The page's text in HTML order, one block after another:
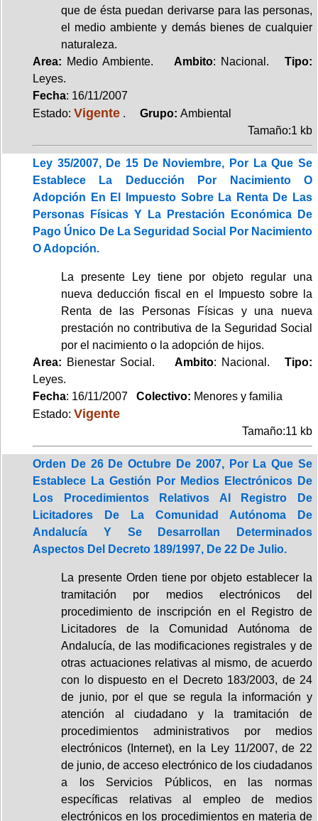
que de ésta puedan derivarse para las personas,
el medio ambiente y demás bienes de cualquier
naturaleza.
Area: Medio Ambiente. Ambito: Nacional.Tipo:
Leyes.
Fecha: 16/11/2007
Estado: Vigente . Grupo: Ambiental
Tamaño:1 kb
Ley 35/2007, De 15 De Noviembre, Por La Que Se
Establece La Deducción Por Nacimiento O
Adopción En El Impuesto Sobre La Renta De Las
Personas Físicas Y La Prestación Económica De
Pago Único De La Seguridad Social Por Nacimiento
O Adopción.
La presente Ley tiene por objeto regular una
nueva deducción fiscal en el Impuesto sobre la
Renta de las Personas Físicas y una nueva
prestación no contributiva de la Seguridad Social
por el nacimiento o la adopción de hijos.
Area: Bienestar Social. Ambito: Nacional. Tipo:
Leyes.
Fecha: 16/11/2007 Colectivo: Menores y familia
Estado: Vigente
Tamaño:11 kb
Orden De 26 De Octubre De 2007, Por La Que Se
Establece La Gestión Por Medios Electrónicos De
Los Procedimientos Relativos Al Registro De
Licitadores De La Comunidad Autónoma De
Andalucía Y Se Desarrollan Determinados
Aspectos Del Decreto 189/1997, De 22 De Julio.
La presente Orden tiene por objeto establecer la
tramitación por medios electrónicos del
procedimiento de inscripción en el Registro de
Licitadores de la Comunidad Autónoma de
Andalucía, de las modificaciones registrales y de
otras actuaciones relativas al mismo, de acuerdo
con lo dispuesto en el Decreto 183/2003, de 24
de junio, por el que se regula la información y
atención al ciudadano y la tramitación de
procedimientos administrativos por medios
electrónicos (Internet), en la Ley 11/2007, de 22
de junio, de acceso electrónico de los ciudadanos
a los Servicios Públicos, en las normas
específicas relativas al empleo de medios
electrónicos en los procedimientos en materia de